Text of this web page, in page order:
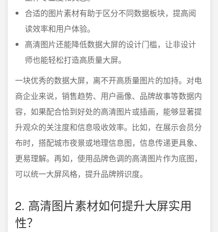
合适的图片素材有助于区分不同数据板块，提高阅
读效率和用户体验。
高清图片还能降低数据大屏的设计门槛，让非设计
师也能轻松打造高质量大屏。
一块优秀的数据大屏，离不开高质量图片的加持。对电
商企业来说，销售趋势、用户画像、品牌故事等数据内
容，如果配合恰到好处的高清图片或插画，能够显著提
升观众的关注度和信息吸收效率。比如，在展示会员分
布时，搭配城市夜景或地理信息图，信息传递更具象、
更易理解。再如，使用品牌色调的高清图片作为底图，
可以统一大屏风格，提升品牌辨识度。
2. 高清图片素材如何提升大屏实用
性？